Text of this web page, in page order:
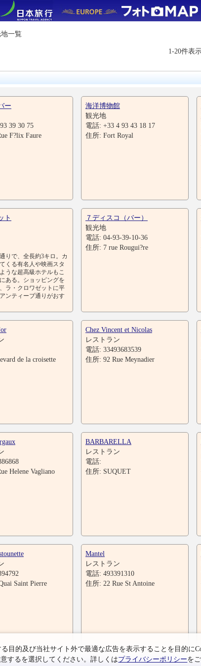
一覧
1-20件表
ー
39 30 75
F?lix Faure
海洋博物館
観光地
電話: +33 4 93 43 18 17
住所: Fort Royal
ト
りで、全長約3キロ。カ
くる有名人や映画スタ
うな超高級ホテルもこ
ある。ショッピングを
ラ・クロワゼットに平
ンティーブ通りがおす
７ディスコ（バー）
観光地
電話: 04-93-39-10-36
住所: 7 rue Rougui?re
de la croisette
Chez Vincent et Nicolas
レストラン
電話: 33493683539
住所: 92 Rue Meynadier
Helene Vagliano
BARBARELLA
レストラン
電話:
住所: SUQUET
Saint Pierre
Mantel
レストラン
電話: 493391310
住所: 22 Rue St Antoine
目的及び当社サイト外で最適な広告を表示することを目的に
するを選択してください。詳しくはプライバシーポリシーを